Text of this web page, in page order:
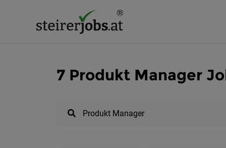
7 Produkt Manager